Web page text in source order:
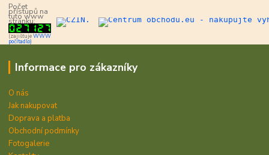
Počet
přístupů na
tuto www
stránku:
(zajišťujeWWW
počítadlo)
Informace pro zákazníky
O nás
Jak nakupovat
Doprava a platba
Obchodní podmínky
Fotogalerie